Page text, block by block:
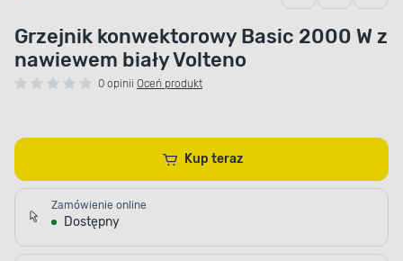
Grzejnik konwektorowy Basic 2000 W z
nawiewem biały Volteno
0 opinii Oceń produkt
Kup teraz
Zamówienie online
Dostępny